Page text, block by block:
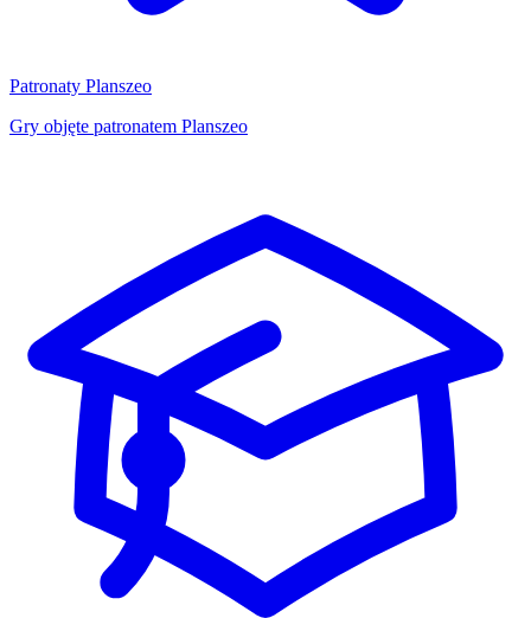
Patronaty Planszeo
Gry objęte patronatem Planszeo